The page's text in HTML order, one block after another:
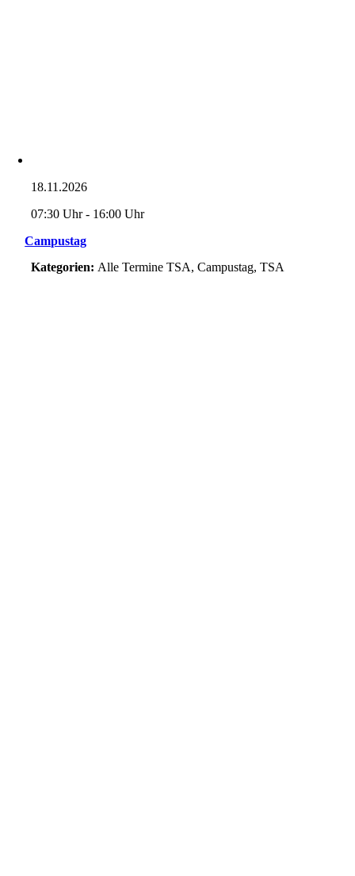
18.11.2026
07:30 Uhr - 16:00 Uhr
Campustag
Kategorien: Alle Termine TSA, Campustag, TSA